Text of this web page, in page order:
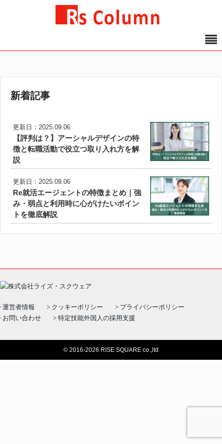
新着記事
更新日：2025.09.06
【評判は？】アーシャルデザインの特
徴と転職活動で役立つ取り入れ方を解
説
更新日：2025.09.06
Re就活エージェントの特徴まとめ｜強
み・弱点と利用時に心がけたいポイン
トを徹底解説
運営者情報 クッキーポリシー
プライバシーポリシー
お問い合わせ
特定技能外国人の採用支援
© 2016-2026 RISE SQUARE co.,ltd